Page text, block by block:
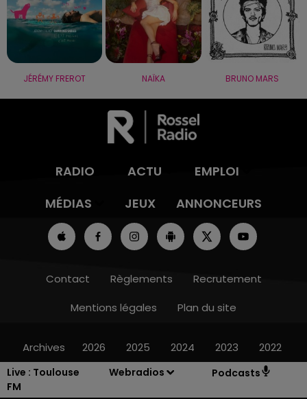
Live : Toulouse
FM
Webradios Podcasts
JÉRÉMY FREROT NAÏKA BRUNO MARS
RADIO ACTU
EMPLOI
MÉDIAS
JEUX ANNONCEURS
Contact Règlements
Recrutement
Mentions légales
Plan du site
Archives 2026 2025 2024 2023 2022